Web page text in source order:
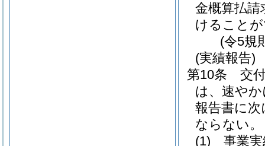
金概算払
けること
(令5規
(実績報告)
第10条
交
は、速や
報告書に
ならない。
(1)
事業